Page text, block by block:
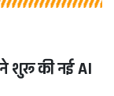
शुरू की नई AI